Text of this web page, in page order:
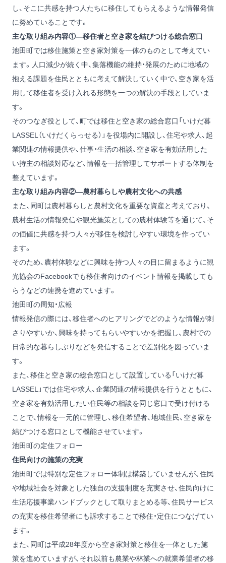
し、そこに共感を持つ人たちに移住してもらえるような情報発信
に努めていることです。
主な取り組み内容①―移住者と空き家を結びつける総合窓口
池田町では移住施策と空き家対策を一体のものとして考えてい
ます。人口減少が続く中、集落機能の維持・発展のために地域の
抱える課題を住民とともに考えて解決していく中で、空き家を活
用して移住者を受け入れる形態を一つの解決の手段としていま
す。
そのつなぎ役として、町では移住と空き家の総合窓口「いけだ暮
LASSEL（いけだくらっせる）」を役場内に開設し、住宅や求人、起
業関連の情報提供や、仕事・生活の相談、空き家を有効活用した
い持主の相談対応など、情報を一括管理してサポートする体制を
整えています。
主な取り組み内容②―農村暮らしや農村文化への共感
また、同町は農村暮らしと農村文化を重要な資産と考えており、
農村生活の情報発信や観光施策としての農村体験等を通じて、そ
の価値に共感を持つ人々が移住を検討しやすい環境を作ってい
ます。
そのため、農村体験などに興味を持つ人々の目に留まるように観
光協会のFacebookでも移住者向けのイベント情報を掲載しても
らうなどの連携を進めています。
池田町の周知・広報
情報発信の際には、移住者へのヒアリングでどのような情報が刺
さりやすいか、興味を持ってもらいやすいかを把握し、農村での
日常的な暮らしぶりなどを発信することで差別化を図っていま
す。
また、移住と空き家の総合窓口として設置している「いけだ暮
LASSEL」では住宅や求人、企業関連の情報提供を行うとともに、
空き家を有効活用したい住民等の相談を同じ窓口で受け付ける
ことで、情報を一元的に管理し、移住希望者、地域住民、空き家を
結びつける窓口として機能させています。
池田町の定住フォロー
住民向けの施策の充実
池田町では特別な定住フォロー体制は構築していませんが、住民
や地域社会を対象とした独自の支援制度を充実させ、住民向けに
生活応援事業ハンドブックとして取りまとめる等、住民サービス
の充実を移住希望者にも訴求することで移住・定住につなげてい
ます。
また、同町は平成28年度から空き家対策と移住を一体とした施
策を進めていますが、それ以前も農業や林業への就業希望者の移